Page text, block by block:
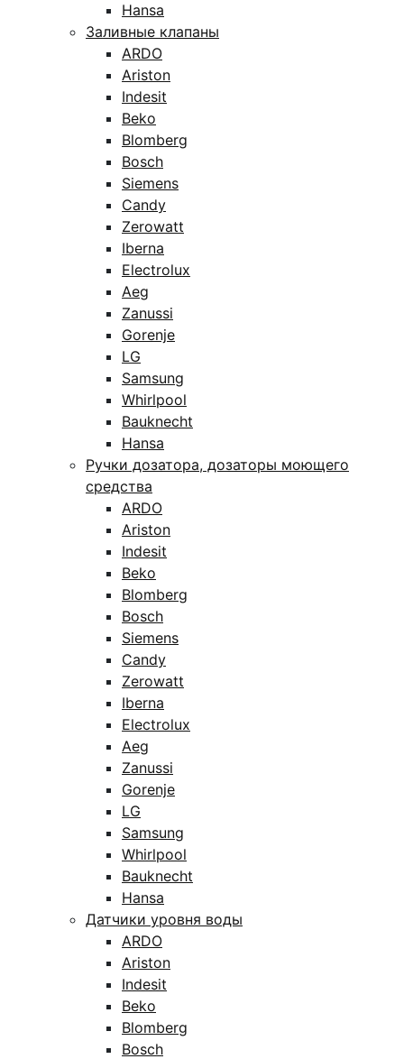
Hansa
Заливные клапаны
ARDO
Ariston
Indesit
Beko
Blomberg
Bosch
Siemens
Candy
Zerowatt
Iberna
Electrolux
Aeg
Zanussi
Gorenje
LG
Samsung
Whirlpool
Bauknecht
Hansa
Ручки дозатора, дозаторы моющего
средства
ARDO
Ariston
Indesit
Beko
Blomberg
Bosch
Siemens
Candy
Zerowatt
Iberna
Electrolux
Aeg
Zanussi
Gorenje
LG
Samsung
Whirlpool
Bauknecht
Hansa
Датчики уровня воды
ARDO
Ariston
Indesit
Beko
Blomberg
Bosch